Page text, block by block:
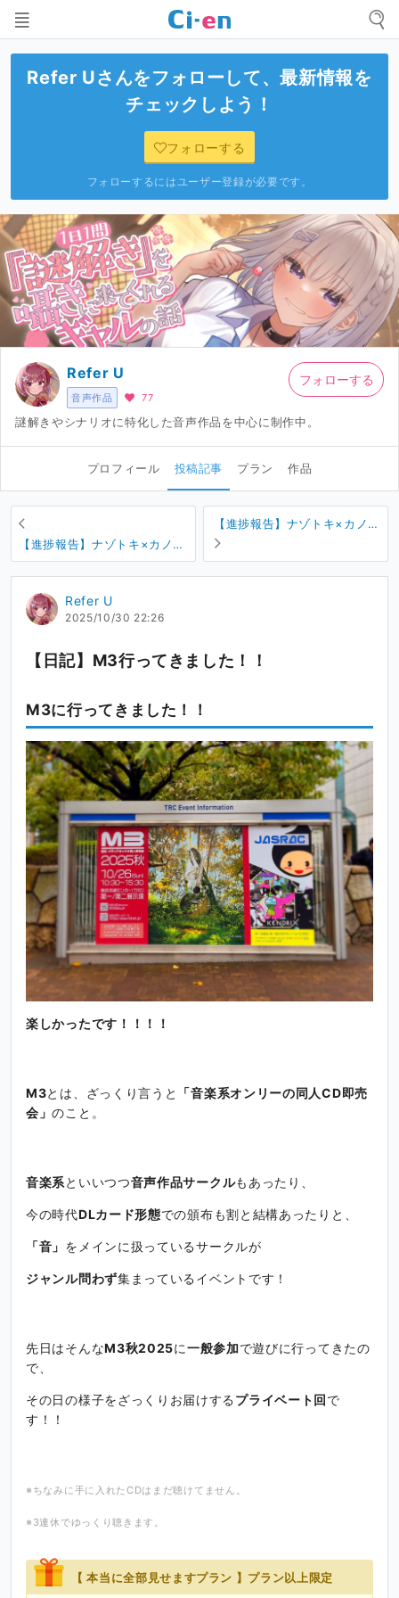
Refer Uさんをフォローして、最新情報を
チェックしよう！
フォローする
フォローするにはユーザー登録が必要です。
音声作品
Refer U
77
謎解きやシナリオに特化した音声作品を中心に制作中。
フォローする
プロフィール 投稿記事 プラン 作品
【進捗報告】ナゾトキ×カノジ
ョ2作目！ ジャケットの元イ
す！！
【進捗報告】ナゾトキ×カノジ
トの線画公開！！
Refer U
2025/10/30 22:26
【日記】M3行ってきました！！
M3に行ってきました！！
楽しかったです！！！！
M3とは、ざっくり言うと
「音楽系オンリーの同人CD即売
会」のこと。
音楽系といいつつ音声作品サークルもあったり、
今の時代DLカード形態での頒布も割と結構あったりと、
「音」 をメインに扱っているサークルが
ジャンル問わず集まっているイベントです！
先日はそんなM3秋2025に一般参加で遊びに行ってきたの
で、
その日の様子をざっくりお届けする プライベート回で
す！！
※ちなみに手に入れたCDはまだ聴けてません。
※3連休でゆっくり聴きます。
【 本当に全部見せますプラン 】プラン以上限定